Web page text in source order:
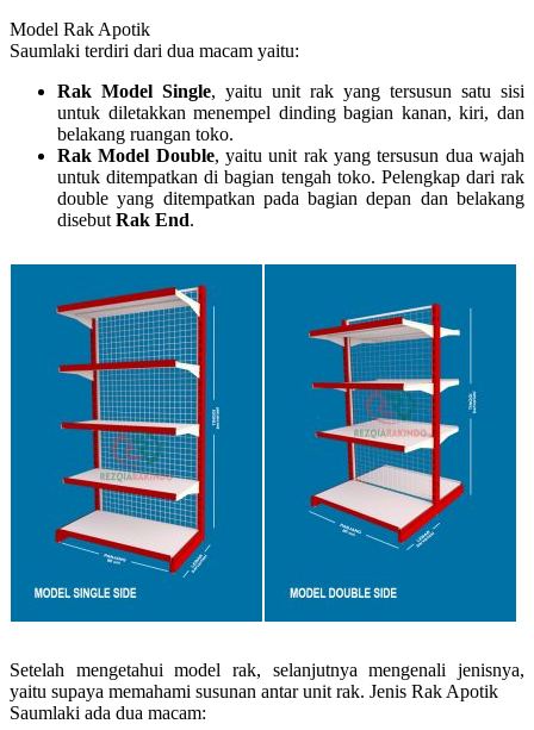
Model Rak Apotik
Saumlaki terdiri dari dua macam yaitu:
Rak Model Single, yaitu unit rak yang tersusun satu sisi
untuk diletakkan menempel dinding bagian kanan, kiri, dan
belakang ruangan toko.
Rak Model Double, yaitu unit rak yang tersusun dua wajah
untuk ditempatkan di bagian tengah toko. Pelengkap dari rak
double yang ditempatkan pada bagian depan dan belakang
disebut Rak End.
Setelah mengetahui model rak, selanjutnya mengenali jenisnya,
yaitu supaya memahami susunan antar unit rak. Jenis Rak Apotik
Saumlaki ada dua macam: